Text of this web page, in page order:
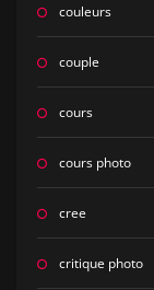
couleurs
couple
cours
cours photo
cree
critique photo